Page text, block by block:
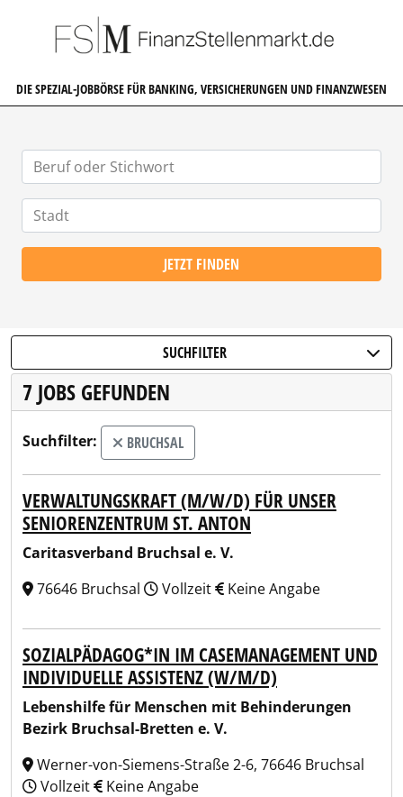
DIE SPEZIAL-JOBBÖRSE FÜR BANKING, VERSICHERUNGEN UND FINANZWESEN
JETZT FINDEN
SUCHFILTER
7 JOBS GEFUNDEN
Suchfilter: BRUCHSAL
VERWALTUNGSKRAFT (M/W/D) FÜR UNSER
SENIORENZENTRUM ST. ANTON
Caritasverband Bruchsal e. V.
76646 Bruchsal
Vollzeit Keine Angabe
SOZIALPÄDAGOG*IN IM CASEMANAGEMENT UND
INDIVIDUELLE ASSISTENZ (W/M/D)
Lebenshilfe für Menschen mit Behinderungen
Bezirk Bruchsal-Bretten e. V.
Werner-von-Siemens-Straße 2-6, 76646 Bruchsal
Vollzeit
Keine Angabe